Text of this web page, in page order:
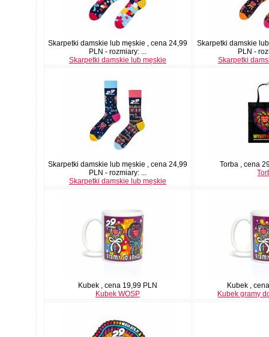
Skarpetki damskie lub męskie , cena 24,99
PLN - rozmiary: ...
Skarpetki damskie lub męskie
Skarpetki damskie
PLN -
Skarpetki
Skarpetki damskie lub męskie , cena 24,99
PLN - rozmiary: ...
Skarpetki damskie lub męskie
Torba , cena
Kubek , cena 19,99 PLN
Kubek WOSP
Kubek ,
Kubek gramy